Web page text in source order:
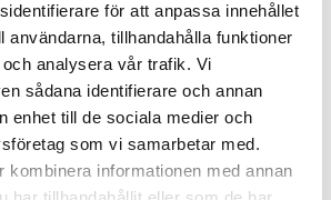
för att anpassa innehållet
användarna, tillhandahålla funktioner
analysera vår trafik. Vi
sådana identifierare och annan
enhet till de sociala medier och
som vi samarbetar med.
kombinera informationen med annan
består av flera hundra resårer
individuellt i egna tygpåsar. Fjädrarna
och det gör att varje fjädring kan
beroende på vart trycket hamnar på
vår bästa madrass för varje natt
| Tjocklek: 14cm
och vattentålig madrasskydd